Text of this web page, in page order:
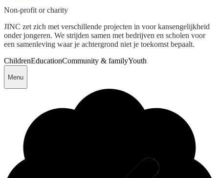
Non-profit or charity
JINC zet zich met verschillende projecten in voor kansengelijkheid
onder jongeren. We strijden samen met bedrijven en scholen voor
een samenleving waar je achtergrond niet je toekomst bepaalt.
ChildrenEducationCommunity & familyYouth
Menu